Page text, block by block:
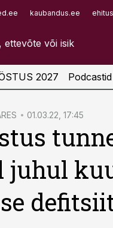
kaubandus.ee
Infopank
2027 Podcastid
01.03.22, 17:45
juhul